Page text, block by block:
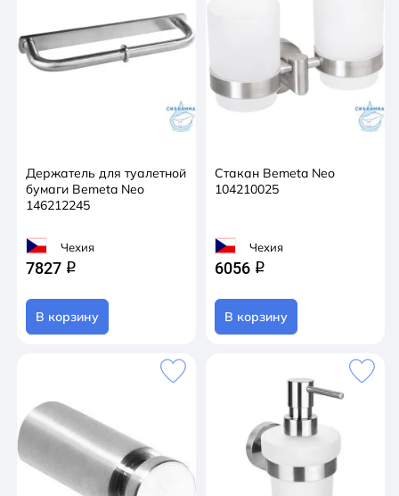
Держатель для туалетной
бумаги Bemeta Neo
146212245
Чехия
7827 q
В корзину
Стакан Bemeta Neo
104210025
Чехия
6056 q
В корзину